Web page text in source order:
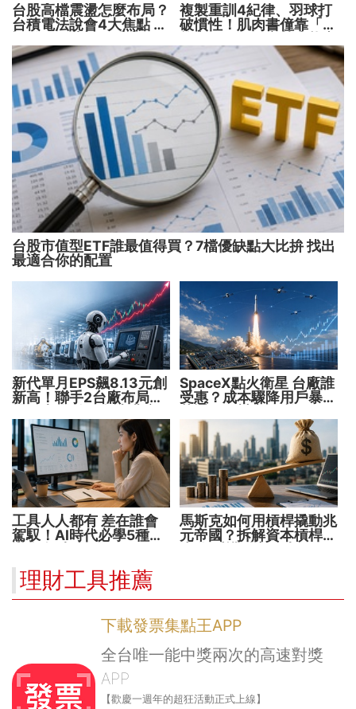
台股高檔震盪怎麼布局？
台積電法說會4大焦點 AI
複製重訓4紀律、羽球打
破慣性！肌肉書僮靠「動
台股市值型ETF誰最值得買？7檔優缺點大比拚 找出
最適合你的配置
新代單月EPS飆8.13元創
新高！聯手2台廠布局機
機
SpaceX點火衛星 台廠誰
受惠？成本驟降用戶暴增
工具人人都有 差在誰會
駕馭！AI時代必學5種能
馬斯克如何用槓桿撬動兆
元帝國？拆解資本槓桿5
理財工具推薦
下載發票集點王APP
全台唯一能中獎兩次的高速對獎
APP
【歡慶一週年的超狂活動正式上線】